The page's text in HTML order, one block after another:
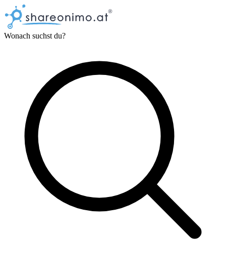
Wonach suchst du?